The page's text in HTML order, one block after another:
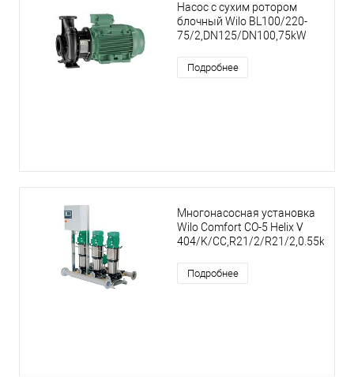
Насос с сухим ротором
блочный Wilo BL100/220-
75/2,DN125/DN100,75kW
Подробнее
Многонасосная установка
Wilo Comfort CO-5 Helix V
404/K/CC,R21/2/R21/2,0.55kW
Подробнее